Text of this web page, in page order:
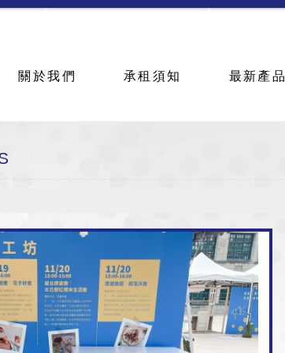
關於我們 承租須知 最新產品